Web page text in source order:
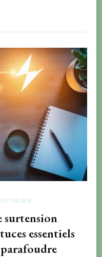
surtension
essentiels